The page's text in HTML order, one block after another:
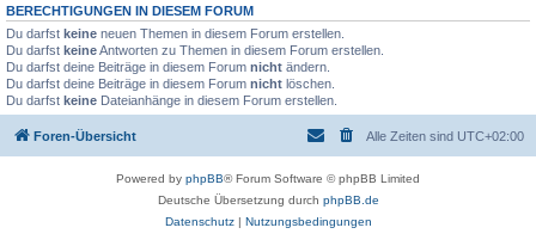
BERECHTIGUNGEN IN DIESEM FORUM
Du darfst keine neuen Themen in diesem Forum erstellen.
Du darfst keineAntworten zu Themen in diesem Forum erstellen.
Du darfst deine Beiträge in diesem Forum nicht ändern.
Du darfst deine Beiträge in diesem Forum nicht löschen.
Du darfst keine Dateianhänge in diesem Forum erstellen.
Foren-Übersicht Alle Zeiten sind UTC+02:00
Powered by phpBB® Forum Software © phpBB Limited
Deutsche Übersetzung durch phpBB.de
Datenschutz| Nutzungsbedingungen